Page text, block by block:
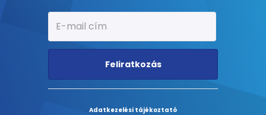
Feliratkozás
Adatkezelési tájékoztató